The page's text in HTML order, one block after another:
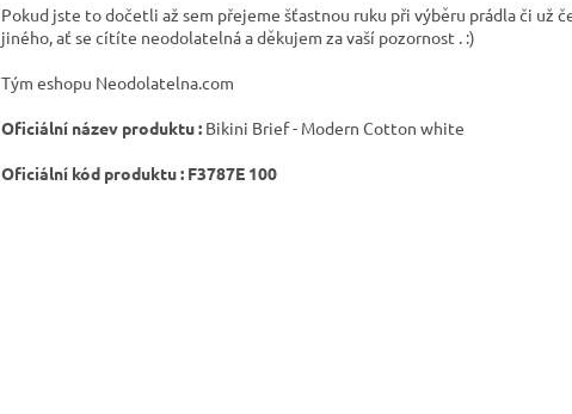
Pokud jste to dočetli až sem přejeme šťastnou ruku při výběru prádla či už
jiného, ať se cítíte neodolatelná a děkujem za vaší pozornost . :)
Tým eshopu Neodolatelna.com
Oficiální název produktu : Bikini Brief - Modern Cotton white
Oficiální kód produktu : F3787E 100